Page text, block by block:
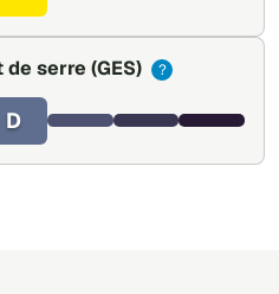
de serre (GES) ?
D